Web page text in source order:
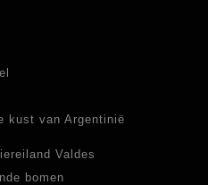
kust van Argentinië
Valdes
bomen